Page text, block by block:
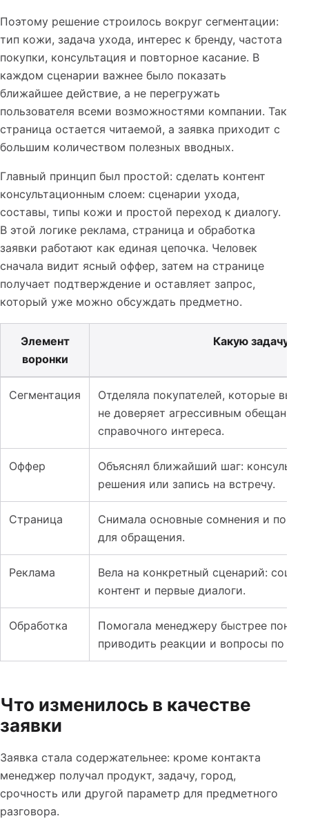
Поэтому решение строилось вокруг сегментации:
тип кожи, задача ухода, интерес к бренду, частота
покупки, консультация и повторное касание. В
каждом сценарии важнее было показать
ближайшее действие, а не перегружать
пользователя всеми возможностями компании. Так
страница остается читаемой, а заявка приходит с
большим количеством полезных вводных.
Главный принцип был простой: сделать контент
консультационным слоем: сценарии ухода,
составы, типы кожи и простой переход к диалогу.
В этой логике реклама, страница и обработка
заявки работают как единая цепочка. Человек
сначала видит ясный оффер, затем на странице
получает подтверждение и оставляет запрос,
который уже можно обсуждать предметно.
Элемент
воронки
Какую задачу
Сегментация
Отделяла покупателей, которые
не доверяет агрессивным
справочного интереса.
Оффер
Объяснял ближайший шаг:
решения или запись на встречу.
Страница
Снимала основные сомнения и
для обращения.
Реклама
Вела на конкретный сценарий:
контент и первые диалоги.
Обработка
Помогала менеджеру быстрее понять
приводить реакции и вопросы по
Что изменилось в качестве
заявки
Заявка стала содержательнее: кроме контакта
менеджер получал продукт, задачу, город,
срочность или другой параметр для предметного
разговора.